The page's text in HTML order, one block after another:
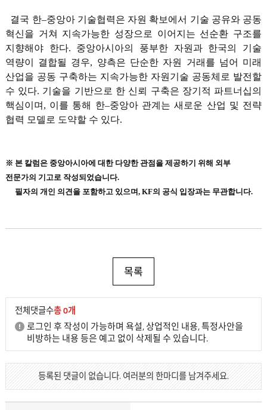
결국 한–중앙아 기술협력은 자원 확보에서 기술 공유와 공동
혁신을 거쳐 지속가능한 성장으로 이어지는 선순환 구조를
지향해야 한다. 중앙아시아의 풍부한 자원과 한국의 기술
역량이 결합될 경우, 양측은 단순한 자원 거래를 넘어 미래
산업을 공동 구축하는 지속가능한 자원기술 공동체로 발전할
수 있다. 기술을 기반으로 한 신뢰 구축은 장기적 파트너십의
핵심이며, 이를 통해 한–중앙아 관계는 새로운 산업 및 전략
협력 모델로 도약할 수 있다.
※ 본 칼럼은 중앙아시아에 대한 다양한 관점을 제공하기 위해 외부
전문가의 기고로 작성되었습니다.
필자의 개인 의견을 포함하고 있으며, KF의 공식 입장과는 무관합니다.
목록
전체댓글수총 0개
로그인 후 작성이 가능하며 욕설, 상업적인 내용, 특정사안을
비방하는 내용 등은 예고 없이 삭제될 수 있습니다.
등록된 댓글이 없습니다. 여러분의 한마디를 남겨주세요.